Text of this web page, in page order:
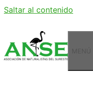
Saltar al contenido